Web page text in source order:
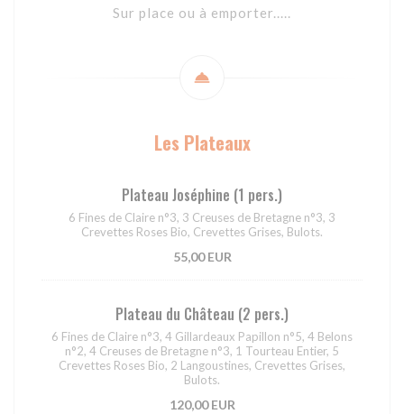
Sur place ou à emporter.....
Les Plateaux
Plateau Joséphine (1 pers.)
6 Fines de Claire n°3, 3 Creuses de Bretagne n°3, 3
Crevettes Roses Bio, Crevettes Grises, Bulots.
55,00 EUR
Plateau du Château (2 pers.)
6 Fines de Claire n°3, 4 Gillardeaux Papillon n°5, 4 Belons
n°2, 4 Creuses de Bretagne n°3, 1 Tourteau Entier, 5
Crevettes Roses Bio, 2 Langoustines, Crevettes Grises,
Bulots.
120,00 EUR